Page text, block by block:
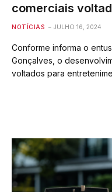
comerciais
NOTÍCIAS JULHO 16, 2024
Conforme informa o
Gonçalves, o
voltados para